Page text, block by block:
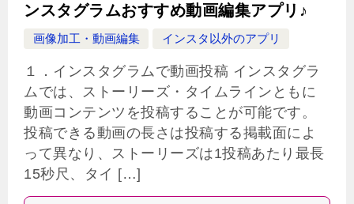
ンスタグラムおすすめ動画編集アプリ♪
画像加工・動画編集 インスタ以外のアプリ
１．インスタグラムで動画投稿 インスタグラ
ムでは、ストーリーズ・タイムラインともに
動画コンテンツを投稿することが可能です。
投稿できる動画の長さは投稿する掲載面によ
って異なり、ストーリーズは1投稿あたり最長
15秒尺、タイ […]